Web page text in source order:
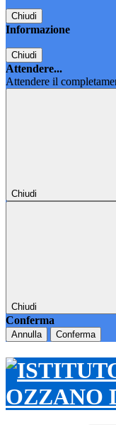
Chiudi
Informazione
Chiudi
Attendere...
Attendere il
Chiudi
Chiudi
Conferma
Annulla Conferma